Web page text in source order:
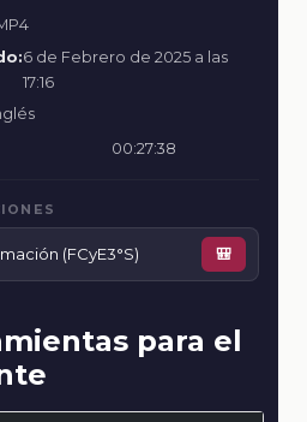
6 de Febrero de 2025 a las
17:16
00:27:38
(FCyE3°S) 🎒
para el